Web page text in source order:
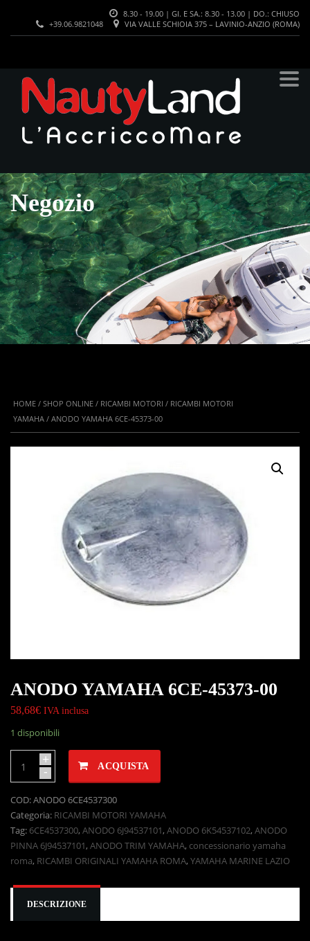
8.30 - 19.00 | GI. E SA.: 8.30 - 13.00 | DO.: CHIUSO
VIA VALLE SCHIOIA 375 – LAVINIO-ANZIO (ROMA)
+39.06.9821048
Negozio
HOME / SHOP ONLINE / RICAMBI MOTORI / RICAMBI MOTORI
YAMAHA / ANODO YAMAHA 6CE-45373-00
ANODO YAMAHA 6CE-45373-00
58,68€ IVA inclusa
1 disponibili
+
- ACQUISTA
COD:ANODO 6CE4537300
Categoria: RICAMBI MOTORI YAMAHA
Tag: 6CE4537300,ANODO 6J94537101,ANODO 6K54537102,ANODO
PINNA 6J94537101,ANODO TRIM YAMAHA, concessionario yamaha
roma, RICAMBI ORIGINALI YAMAHA ROMA,YAMAHA MARINE LAZIO
DESCRIZIONE